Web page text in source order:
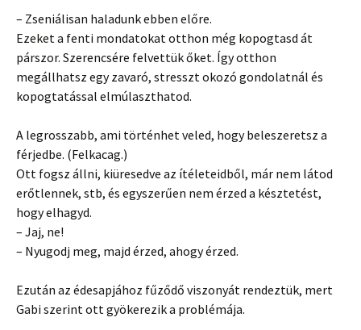
– Zseniálisan haladunk ebben előre.
Ezeket a fenti mondatokat otthon még kopogtasd át
párszor. Szerencsére felvettük őket. Így otthon
megállhatsz egy zavaró, stresszt okozó gondolatnál és
kopogtatással elmúlaszthatod.
A legrosszabb, ami történhet veled, hogy beleszeretsz a
férjedbe. (Felkacag.)
Ott fogsz állni, kiüresedve az ítéleteidből, már nem látod
erőtlennek, stb, és egyszerűen nem érzed a késztetést,
hogy elhagyd.
– Jaj, ne!
– Nyugodj meg, majd érzed, ahogy érzed.
Ezután az édesapjához fűződő viszonyát rendeztük, mert
Gabi szerint ott gyökerezik a problémája.